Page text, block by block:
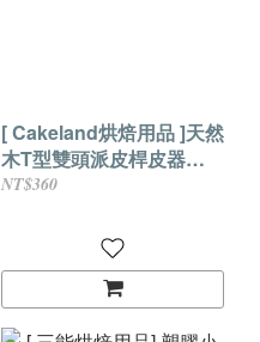
[ Cakeland烘焙用品 ]天然
木T型雙頭派皮桿皮器
(NO.546)
NT$360